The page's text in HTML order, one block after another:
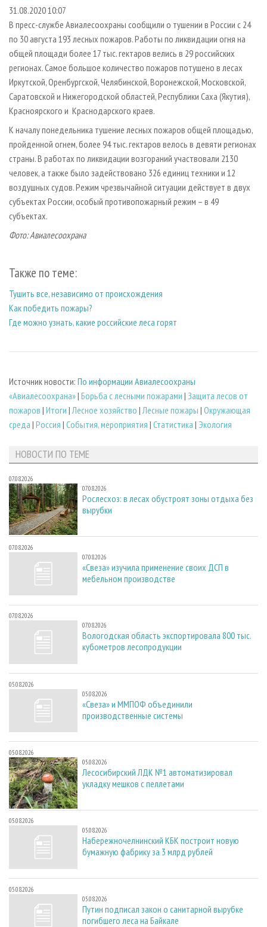
СУШКА ДРЕВЕСИНЫ
ПРОИЗВОДСТВО ДРЕВЕСНЫХ ПЛИТ
ДЕРЕВЯННОЕ ДОМОСТРОЕНИЕ
ПРОИЗВОДСТВО МЕБЕЛИ
БИОЭНЕРГЕТИКА
ЦБП
ИНСТРУМЕНТ И МАТЕРИАЛЫ
ПЕРСОНЫ
МОБИЛЬНЫЕ ВЫСТАВКИ
ОФИЦИАЛЬНЫЕ ДЕЛЕГАЦИИ
ПРИОРИТЕТНЫЕ ИНВЕСТПРОЕКТЫ
RUSSIAN FORESTRY REVIEW
ГАЗЕТА ЛЕСПРОМФОРУМ
БИБЛИОТЕКА СПЕЦИАЛИСТА
КОНТАКТЫ
РЕКЛАМА
РЕКЛАМА НА САЙТЕ
31.08.2020 10:07
В пресс-службе Авиалесоохраны сообщили о тушении в России с 24
по 30 августа 193 лесных пожаров. Работы по ликвидации огня на
общей площади более 17 тыс. гектаров велись в 29 российских
регионах. Самое большое количество пожаров потушено в лесах
Иркутской, Оренбургской, Челябинской, Воронежской, Московской,
Саратовской и Нижегородской областей, Республики Саха (Якутия),
Красноярского и Краснодарского краев.
К началу понедельника тушение лесных пожаров общей площадью,
пройденной огнем, более 94 тыс. гектаров велось в девяти регионах
страны. В работах по ликвидации возгораний участвовали 2130
человек, а также было задействовано 326 единиц техники и 12
воздушных судов. Режим чрезвычайной ситуации действует в двух
субъектах России, особый противопожарный режим – в 49
субъектах.
Фото: Авиалесоохрана
Также по теме:
Тушить все, независимо от происхождения
Как победить пожары?
Где можно узнать, какие российские леса горят
Источник новости: По информации Авиалесоохраны
«Авиалесоохрана»| Борьба с лесными пожарами | Защита лесов от
пожаров | Итоги | Лесное хозяйство | Лесные пожары | Окружающая
среда | Россия | События, мероприятия | Статистика | Экология
НОВОСТИ ПО ТЕМЕ
07.08.2026
07.08.2026
Рослесхоз: в лесах обустроят зоны отдыха без
вырубки
07.08.2026
07.08.2026
«Свеза» изучила применение своих ДСП в
мебельном производстве
07.08.2026
07.08.2026
Вологодская область экспортировала 800 тыс.
кубометров лесопродукции
05.08.2026
05.08.2026
«Свеза» и ММПОФ объединили
производственные системы
05.08.2026
05.08.2026
Лесосибирский ЛДК №1 автоматизировал
укладку мешков с пеллетами
05.08.2026
05.08.2026
Набережночелнинский КБК построит новую
бумажную фабрику за 3 млрд рублей
05.08.2026
05.08.2026
Путин подписал закон о санитарной вырубке
погибшего леса на Байкале